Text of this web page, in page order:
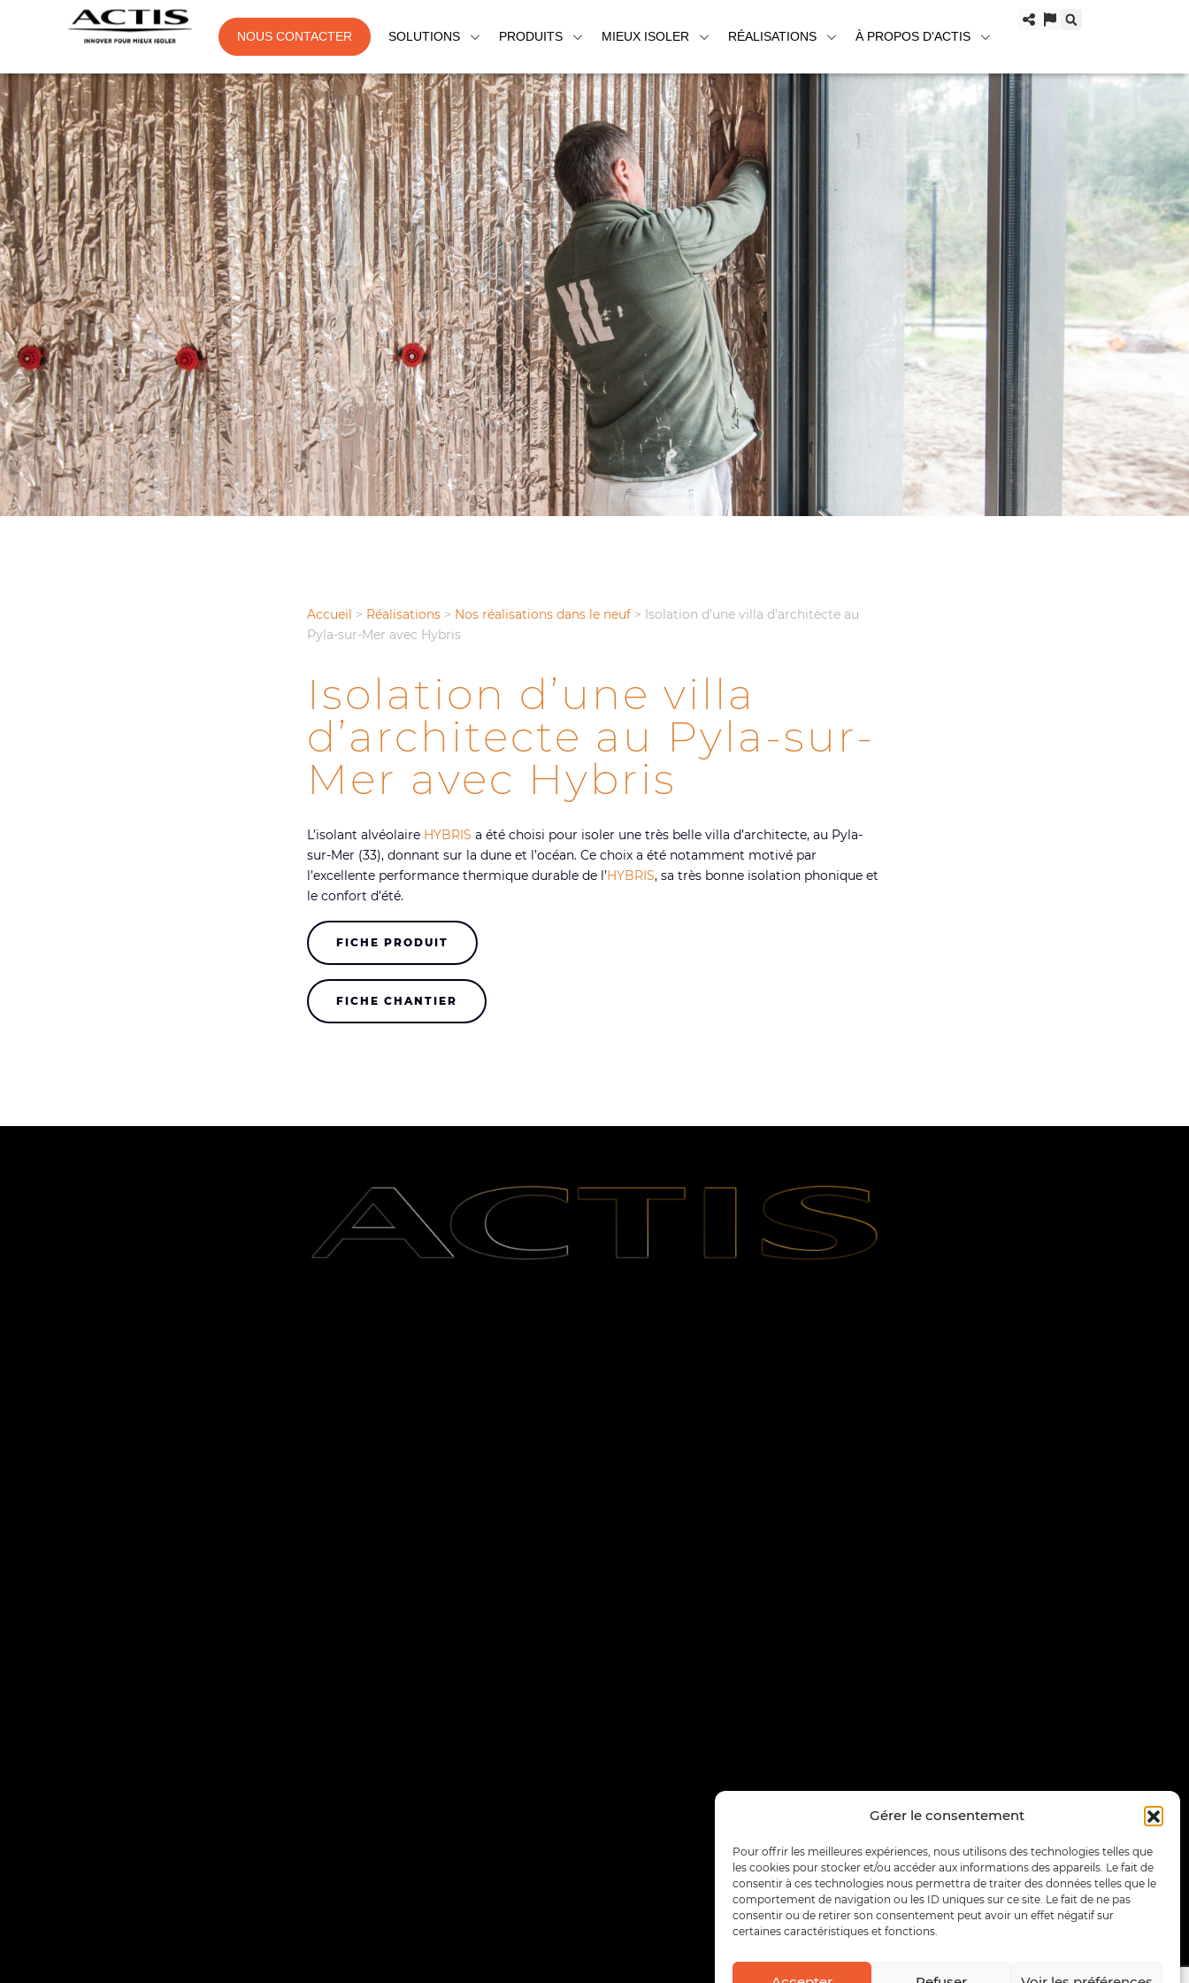
Gérer le consentement
Pour offrir les meilleures expériences, nous utilisons des technologies telles que
les cookies pour stocker et/ou accéder aux informations des appareils. Le fait de
consentir à ces technologies nous permettra de traiter des données telles que le
comportement de navigation ou les ID uniques sur ce site. Le fait de ne pas
consentir ou de retirer son consentement peut avoir un effet négatif sur
certaines caractéristiques et fonctions.
NOUS CONTACTER SOLUTIONS PRODUITS MIEUX ISOLER RÉALISATIONS À PROPOS D'ACTIS
Accueil > Réalisations > Nos réalisations dans le neuf > Isolation d’une villa d’architecte au
Pyla-sur-Mer avec Hybris
Isolation d’une villa
d’architecte au Pyla-sur-
Mer avec Hybris
L’isolant alvéolaire HYBRIS a été choisi pour isoler une très belle villa d’architecte, au Pyla-
sur-Mer (33), donnant sur la dune et l’océan. Ce choix a été notamment motivé par
l’excellente performance thermique durable de l’HYBRIS, sa très bonne isolation phonique et
le confort d’été.
FICHE PRODUIT
FICHE CHANTIER